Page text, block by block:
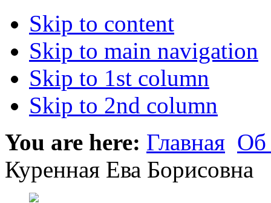
Skip to content
Skip to main navigation
Skip to 1st column
Skip to 2nd column
You are here: Главная Об
Куренная Ева Борисовна